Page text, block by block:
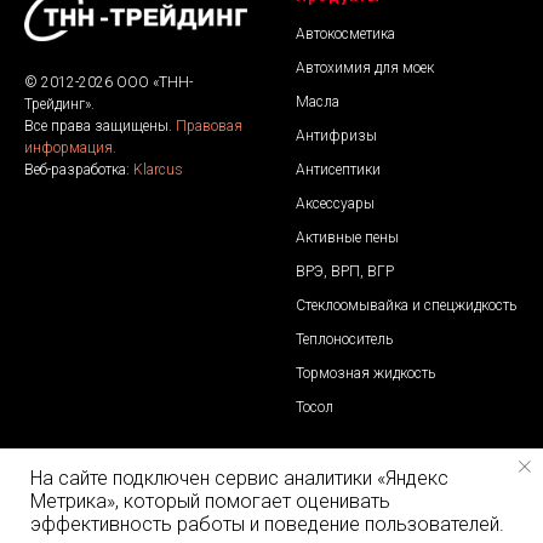
© 2012-2026 ООО «ТНН-
Трейдинг».
Все права защищены. Правовая
информация.
Веб-разработка: Klarcus
Автокосметика
Автохимия для моек
Масла
Антифризы
Антисептики
Аксессуары
Активные пены
ВРЭ, ВРП, ВГР
Стеклоомывайка и спецжидкость
Теплоноситель
Тормозная жидкость
Тосол
ООО «ТНН-Трейдинг»
Адрес: 606000, Нижегородская
Телефоны:
8 800 500 30 27
На сайте подключен сервис аналитики «Яндекс
Метрика», который помогает оценивать
эффективность работы и поведение пользователей.